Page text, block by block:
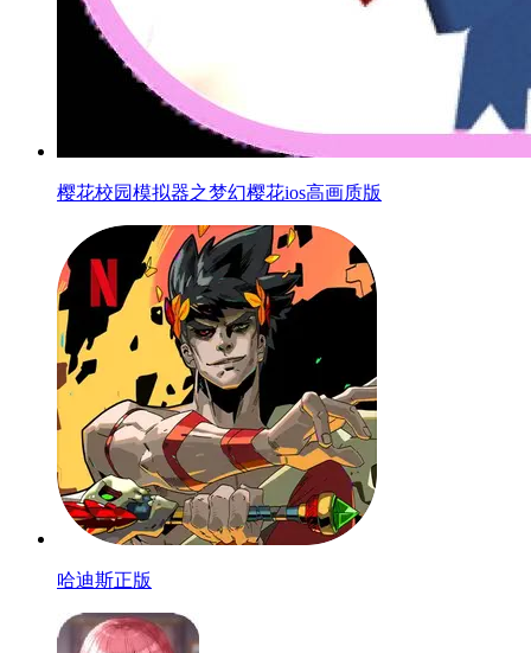
樱花校园模拟器之梦幻樱花ios高画质版
哈迪斯正版